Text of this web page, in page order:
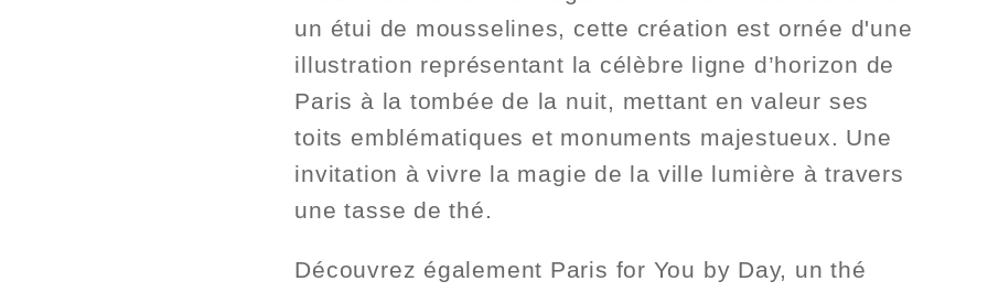
un étui de mousselines, cette création est ornée d'une
illustration représentant la célèbre ligne d’horizon de
Paris à la tombée de la nuit, mettant en valeur ses
toits emblématiques et monuments majestueux. Une
invitation à vivre la magie de la ville lumière à travers
une tasse de thé.
Découvrez également Paris for You by Day, un thé